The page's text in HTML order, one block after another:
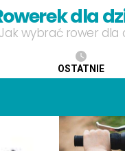
dla
Jak wybrać rower dla
OSTATNIE